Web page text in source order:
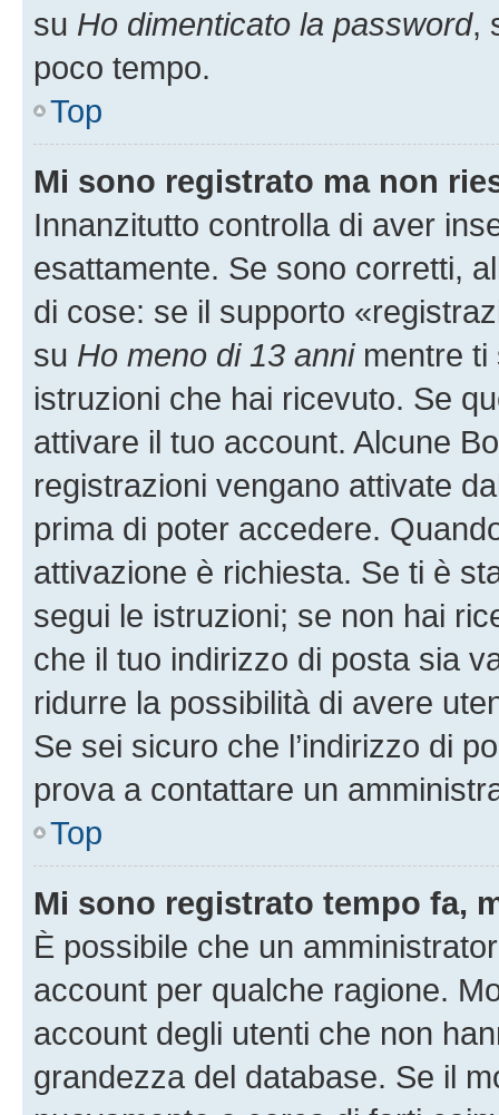
su Ho dimenticato la password,
poco tempo.
Top
Mi sono registrato ma non
Innanzitutto controlla di aver
esattamente. Se sono corretti,
di cose: se il supporto
su Ho meno di 13 annimentre ti
istruzioni che hai ricevuto. Se
attivare il tuo account. Alcune
registrazioni vengano attivate
prima di poter accedere.
attivazione è richiesta. Se ti è
segui le istruzioni; se non hai
che il tuo indirizzo di posta sia
ridurre la possibilità di avere
Se sei sicuro che l’indirizzo di
prova a contattare un
Top
Mi sono registrato tempo fa,
È possibile che un
account per qualche ragione.
account degli utenti che non
grandezza del database. Se il